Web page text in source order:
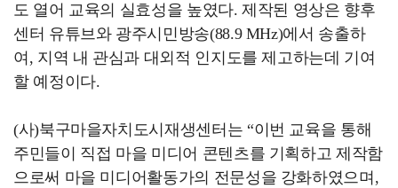
도 열어 교육의 실효성을 높였다. 제작된 영상은 향후
센터 유튜브와 광주시민방송(88.9 MHz)에서 송출하
여, 지역 내 관심과 대외적 인지도를 제고하는데 기여
할 예정이다.
(사)북구마을자치도시재생센터는 “이번 교육을 통해
주민들이 직접 마을 미디어 콘텐츠를 기획하고 제작함
으로써 마을 미디어활동가의 전문성을 강화하였으며,